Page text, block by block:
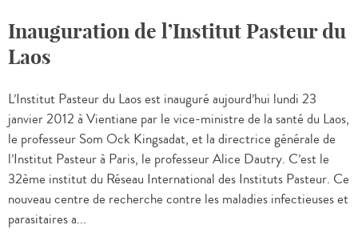
Inauguration de l’Institut Pasteur du
Laos
L’Institut Pasteur du Laos est inauguré aujourd’hui lundi 23
janvier 2012 à Vientiane par le vice-ministre de la santé du Laos,
le professeur Som Ock Kingsadat, et la directrice générale de
l’Institut Pasteur à Paris, le professeur Alice Dautry. C’est le
32ème institut du Réseau International des Instituts Pasteur. Ce
nouveau centre de recherche contre les maladies infectieuses et
parasitaires a...